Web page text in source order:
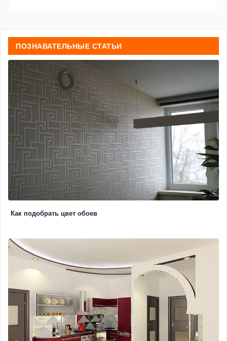
ПОЗНАВАТЕЛЬНЫЕ СТАТЬИ
Как подобрать цвет обоев